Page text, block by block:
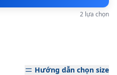
2 lựa chọn
Hướng dẫn chọn size